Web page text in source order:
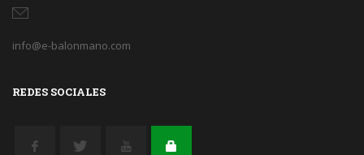
info@e-balonmano.com
REDES SOCIALES